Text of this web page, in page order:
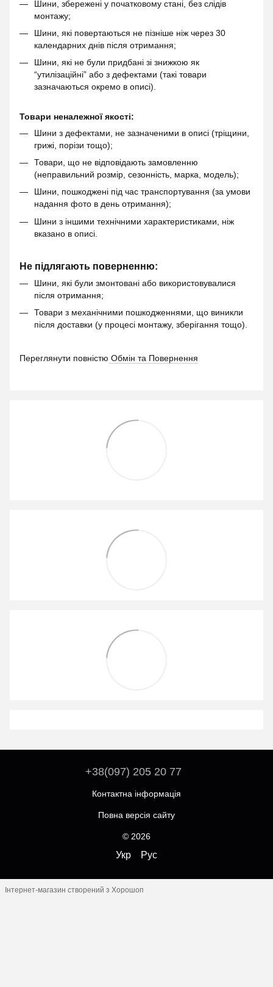
Шини, збережені у початковому стані, без слідів
монтажу;
Шини, які повертаються не пізніше ніж через 30
календарних днів після отримання;
Шини, які не були придбані зі знижкою як
“утилізаційні” або з дефектами (такі товари
зазначаються окремо в описі).
Товари неналежної якості:
Шини з дефектами, не зазначеними в описі (тріщини,
грижі, порізи тощо);
Товари, що не відповідають замовленню
(неправильний розмір, сезонність, марка, модель);
Шини, пошкоджені під час транспортування (за умови
надання фото в день отримання);
Шини з іншими технічними характеристиками, ніж
вказано в описі.
Не підлягають поверненню:
Шини, які були змонтовані або використовувалися
після отримання;
Товари з механічними пошкодженнями, що виникли
після доставки (у процесі монтажу, зберігання тощо).
Переглянути повністю Обмін та Повернення
+38(097) 205 20 77
Контактна інформація
Повна версія сайту
© 2026
Укр Рус
Інтернет-магазин створений з Хорошоп